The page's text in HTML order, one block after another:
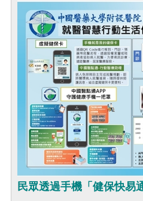
民眾透過手機「健保快易